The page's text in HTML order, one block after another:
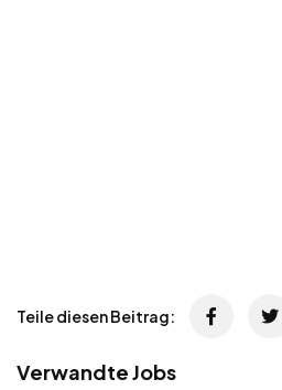
Teile diesen Beitrag:
Verwandte Jobs